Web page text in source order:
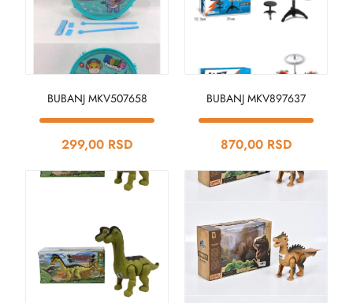
BUBANJ MKV507658
299,00 RSD
BUBANJ MKV897637
870,00 RSD